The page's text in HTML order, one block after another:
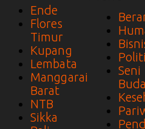
Ende
Flores
Timur
Kupang
Lembata
Manggarai
Barat
NTB
Sikka
Seni